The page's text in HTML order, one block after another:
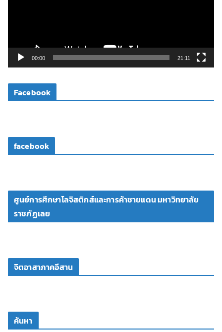
ดี
โ
00:00 21:11
Facebook
facebook
ศูนย์การศึกษาโลจิสติกส์และการค้าชายแดน มหาวิทยาลัย
ราชภัฏเลย
จิตอาสาภาคอีสาน
ค้นหา